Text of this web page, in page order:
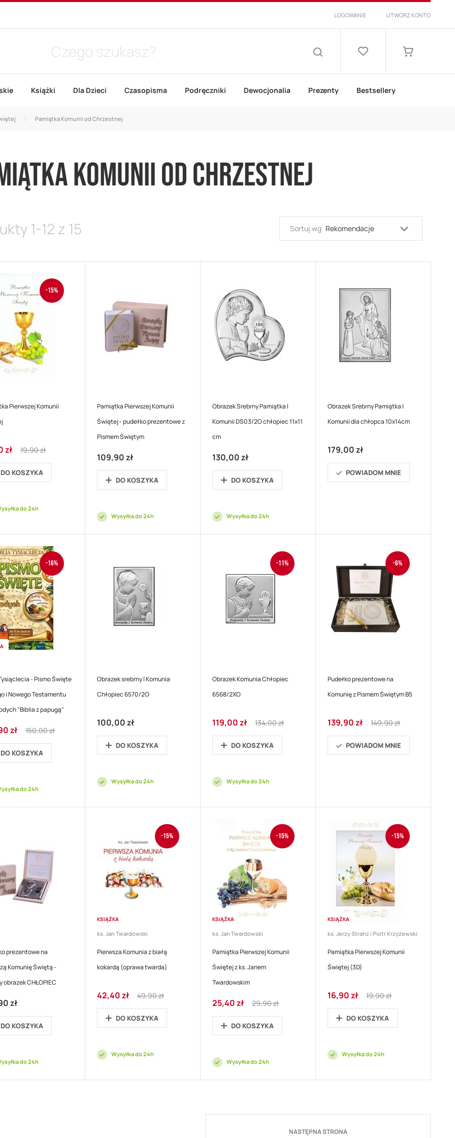
LOGOWANIE UTWÓRZ KONTO
Lista
Książki Dla Dzieci Czasopisma Podręczniki Dewocjonalia Prezenty Bestsellery
Pamiątka Komunii od Chrzestnej
KOMUNII OD CHRZESTNEJ
1-12 z 15 Sortuj wg
kierunek
-15%
Pierwszej Komunii
zł
Regular
Price
19,90 zł
DO KOSZYKA
do 24h
Pamiątka Pierwszej Komunii
Świętej - pudełko prezentowe z
Pismem Świętym
109,90 zł
DO KOSZYKA
Wysyłka do 24h
Obrazek Srebrny Pamiątka I
Komunii DS03/2O chłopiec 11x11
cm
130,00 zł
DO KOSZYKA
Wysyłka do 24h
Obrazek Srebrny Pamiątka I
Komunii dla chłopca 10x14cm
179,00 zł
POWIADOM MNIE
-16%
- Pismo Święte
i Nowego Testamentu
"Biblia z papugą"
zł
Regular
Price
150,00 zł
DO KOSZYKA
do 24h
Obrazek srebrny I Komunia
Chłopiec 6570/2O
100,00 zł
DO KOSZYKA
Wysyłka do 24h
-11%
Obrazek Komunia Chłopiec
6568/2XO
Cena
promocyjna
119,00 zł
Regular
Price
134,00 zł
DO KOSZYKA
Wysyłka do 24h
-6%
Pudełko prezentowe na
Komunię z Pismem Świętym B5
Cena
promocyjna
139,90 zł
Regular
Price
149,90 zł
POWIADOM MNIE
prezentowe na
Komunię Świętą -
obrazek CHŁOPIEC
zł
DO KOSZYKA
do 24h
-15%
KSIĄŻKA
ks. Jan Twardowski
Pierwsza Komunia z białą
kokardą (oprawa twarda)
Cena
promocyjna
42,40 zł
Regular
Price
49,90 zł
DO KOSZYKA
Wysyłka do 24h
-15%
KSIĄŻKA
ks. Jan Twardowski
Pamiątka Pierwszej Komunii
Świętej z ks. Janem
Twardowskim
Cena
promocyjna
25,40 zł
Regular
Price
29,90 zł
DO KOSZYKA
Wysyłka do 24h
-15%
KSIĄŻKA
ks. Jerzy Stranz i Piotr Krzyżewski
Pamiątka Pierwszej Komunii
Świętej (3D)
Cena
promocyjna
16,90 zł
Regular
Price
19,90 zł
DO KOSZYKA
Wysyłka do 24h
NASTĘPNA STRONA